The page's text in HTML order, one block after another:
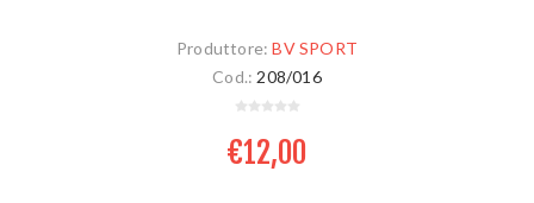
Produttore: BV SPORT
Cod.: 208/016
€12,00